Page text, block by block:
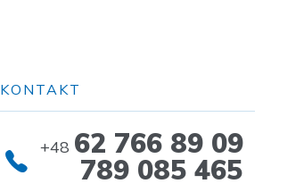
KONTAKT
+48 62 766 89 09
789 085 465